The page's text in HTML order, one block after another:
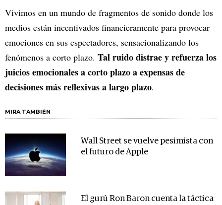
Vivimos en un mundo de fragmentos de sonido donde los
medios están incentivados financieramente para provocar
emociones en sus espectadores, sensacionalizando los
fenómenos a corto plazo. Tal ruido distrae y refuerza los
juicios emocionales a corto plazo a expensas de
decisiones más reflexivas a largo plazo.
MIRA TAMBIÉN
Wall Street se vuelve pesimista con
el futuro de Apple
El gurú Ron Baron cuenta la táctica